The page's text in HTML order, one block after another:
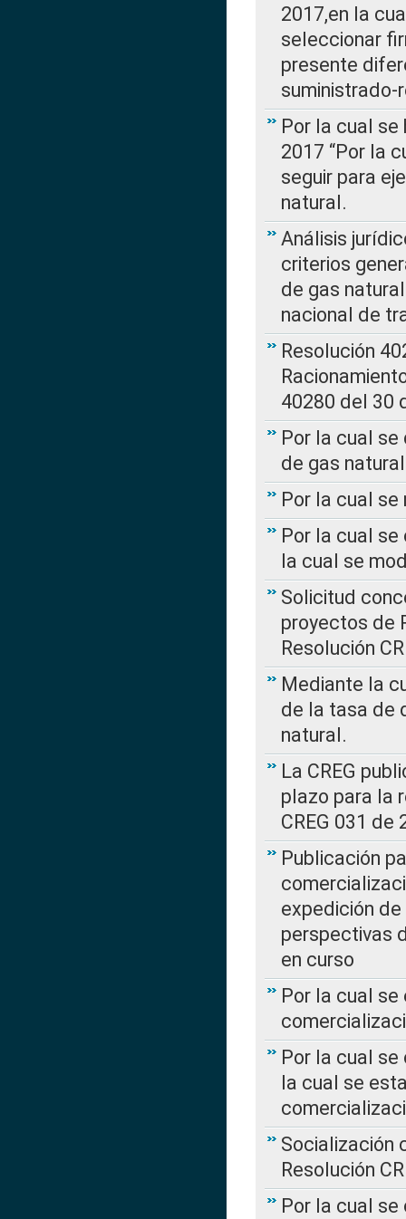
2017,en la
seleccionar
presente
Por la cual se
2017 “Por la
seguir para
natural.
Análisis
criterios
de gas
nacional de
Resolución
40280 del 30
Por la cual
de gas natural
Por la cual se
Por la cual se
la cual se
Solicitud
proyectos de
Resolución
Mediante la
de la tasa de
natural.
La CREG
plazo para la
CREG 031 de
Publicación
expedición de
perspectivas
en curso
Por la cual
Por la cual se
la cual se
Socialización
Resolución
Por la cual